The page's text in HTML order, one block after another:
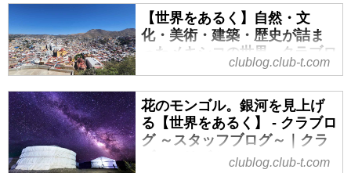
の雄大な山々を一緒に歩いてみま
せんか？気軽なハイキングから、
山小屋泊まりの本格的トレッキン
グまで多数のプランをご用意して
おります。
【世界をあるく】自然・文
化・美術・建築・歴史が詰ま
ったメキシコの世界 - クラブロ
グ ～スタッフブログ～｜クラ
メキシコの奥深い魅力に触れる、
大人の特別な旅の記録へ。
「メキシコ」と聞くと、どんな情
景を思い浮かべるでしょうか？
clublog.club-t.com
花のモンゴル。銀河を見上げ
る【世界をあるく】 - クラブロ
グ ～スタッフブログ～｜クラ
clublog.club-t.com